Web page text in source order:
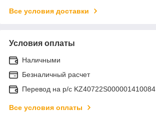
Все условия доставки
Условия оплаты
Наличными
Безналичный расчет
Перевод на р/с KZ40722S000001410084
Все условия оплаты